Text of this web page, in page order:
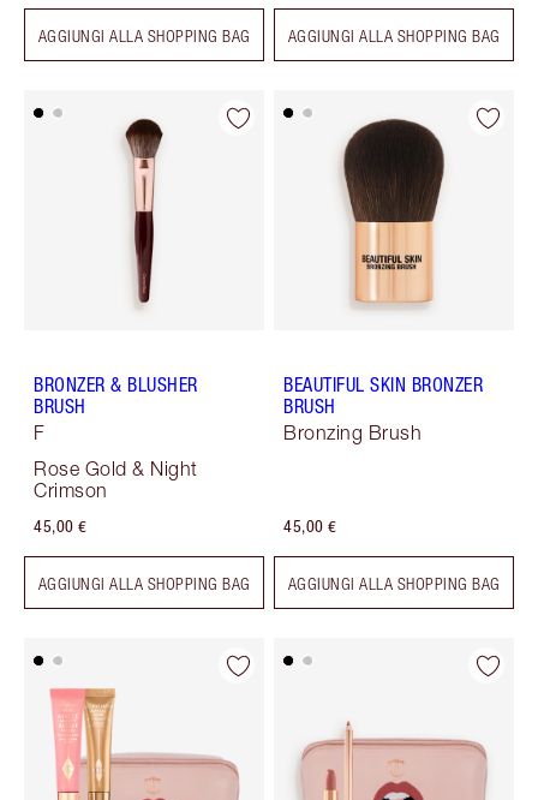
AGGIUNGI ALLA SHOPPING BAG AGGIUNGI ALLA SHOPPING BAG
BRONZER & BLUSHER
BRUSH
F
Rose Gold & Night
Crimson
45,00 €
AGGIUNGI ALLA SHOPPING BAG
BEAUTIFUL SKIN BRONZER
BRUSH
Bronzing Brush
45,00 €
AGGIUNGI ALLA SHOPPING BAG